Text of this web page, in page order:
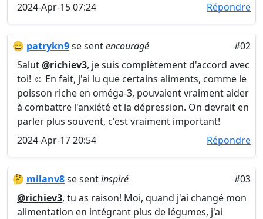
2024-Apr-15 07:24
Répondre
😄 patrykn9se sentencouragé
#02
Salut@richiev3, je suis complètement d'accord avec
toi! ☺️ En fait, j'ai lu que certains aliments, comme le
poisson riche en oméga-3, pouvaient vraiment aider
à combattre l'anxiété et la dépression. On devrait en
parler plus souvent, c'est vraiment important!
2024-Apr-17 20:54
Répondre
🤔 milanv8se sentinspiré
#03
@richiev3, tu as raison! Moi, quand j'ai changé mon
alimentation en intégrant plus de légumes, j'ai